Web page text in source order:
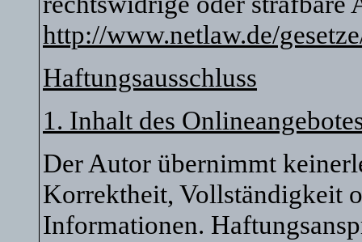
http://www.netlaw.de/
Haftungsausschluss
1. Inhalt des
Der Autor übernimmt
Korrektheit, Vollständigkeit
Informationen.